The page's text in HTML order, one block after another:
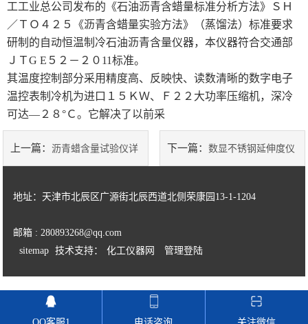
陶瓷砖系列
土工类试验仪器
建筑节能类试验仪器
塑料管材检测试验机
工工业总公司发布的《石油沥青含蜡量标准分析方法》ＳＨ
／ＴＯ４２５《沥青含蜡量实验方法》（蒸馏法）标准要求
研制的自动恒温制冷石油沥青含量仪器，本仪器符合交通部
ＪＴG E５２－２０11标准。
其温度控制部分采用精度高、反映快、读数清晰的数字电子
温控表制冷机为进口１５ＫＷ、Ｆ２２大功率压缩机，深冷
可达—２８°Ｃ。它解决了以前采
上一篇：沥青蜡含量试验仪详 下一篇： 数显不锈钢延伸度仪
地址：天津市北辰区广源街北辰西道北侧荣康园13-1-1204
邮箱 : 280893268@qq.com
sitemap
技术支持： 化工仪器网 管理登陆